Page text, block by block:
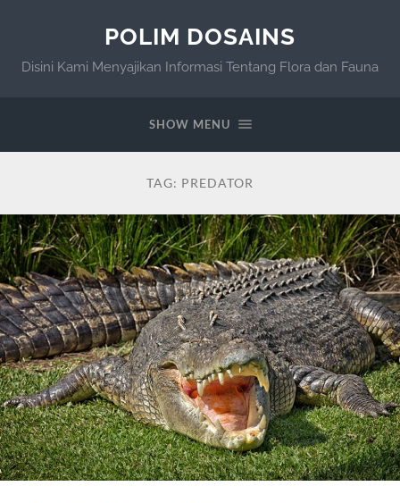
POLIM DOSAINS
Disini Kami Menyajikan Informasi Tentang Flora dan Fauna
SHOW MENU
TAG: PREDATOR